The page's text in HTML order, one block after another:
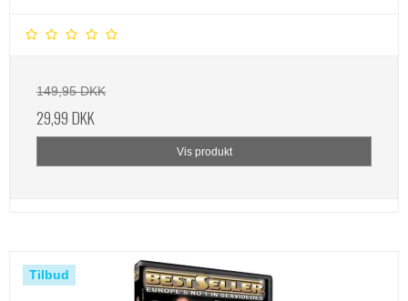
149,95 DKK
29,99 DKK
Vis produkt
Tilbud